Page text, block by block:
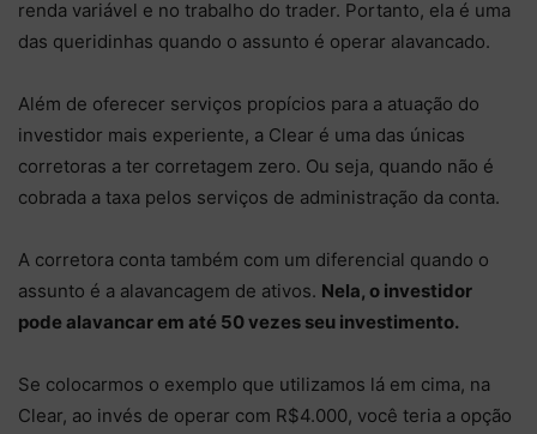
renda variável e no trabalho do trader. Portanto, ela é uma
das queridinhas quando o assunto é operar alavancado.
Além de oferecer serviços propícios para a atuação do
investidor mais experiente, a Clear é uma das únicas
corretoras a ter corretagem zero. Ou seja, quando não é
cobrada a taxa pelos serviços de administração da conta.
A corretora conta também com um diferencial quando o
assunto é a alavancagem de ativos. Nela, o investidor
pode alavancar em até 50 vezes seu investimento.
Se colocarmos o exemplo que utilizamos lá em cima, na
Clear, ao invés de operar com R$4.000, você teria a opção